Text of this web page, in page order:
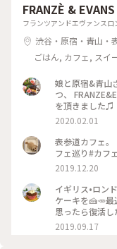
FRANZÈ &
フランツアンドエヴァンスロ
渋谷・原宿・青山・
ごはん, カフェ, スイ
娘と原宿&青山
つ、
を頂きました♫
ーキを、私は
ってもかわい
ディングのケ
居心地が良くホ
ゆっくりあた
参道 #神宮前 #
ェラテ #ビー
2020.02.01
表参道カフェ
フェ巡り#カフ
2019.12.20
イギリス•ロン
ケーキを🍰🥕
思ったら復活した
フランツアンド
2019.09.17